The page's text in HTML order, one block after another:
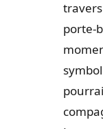
porte-